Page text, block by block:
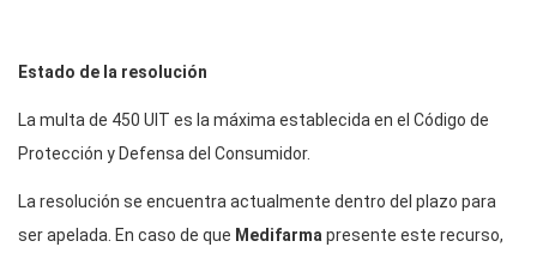
Estado de la resolución
La multa de 450 UIT es la máxima establecida en el Código de
Protección y Defensa del Consumidor.
La resolución se encuentra actualmente dentro del plazo para
ser apelada. En caso de que Medifarmapresente este recurso,